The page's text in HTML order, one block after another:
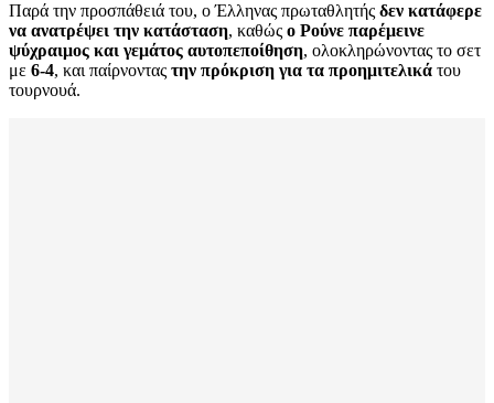
Παρά την προσπάθειά του, ο Έλληνας πρωταθλητής δεν κατάφερε
να ανατρέψει την κατάσταση, καθώς ο Ρούνε παρέμεινε
ψύχραιμος και γεμάτος αυτοπεποίθηση, ολοκληρώνοντας το σετ
με 6-4, και παίρνοντας την πρόκριση για τα προημιτελικά του
τουρνουά.